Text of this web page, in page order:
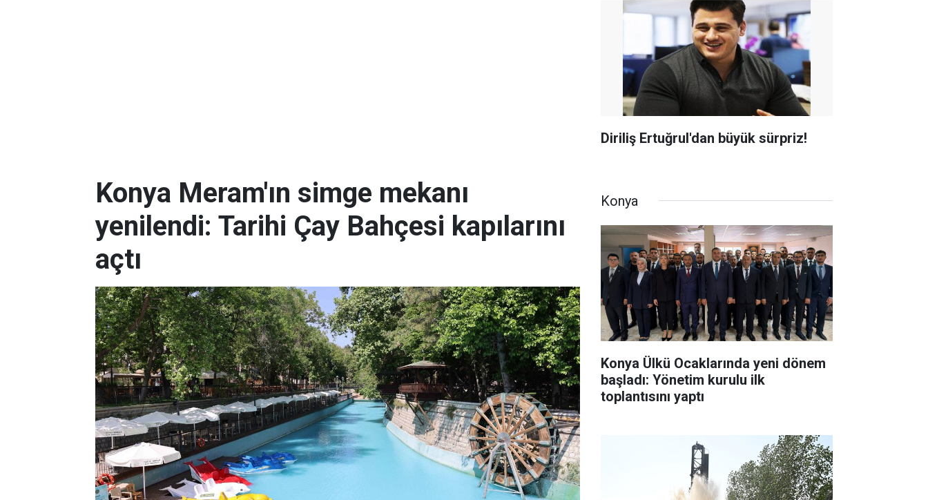
Diriliş Ertuğrul'dan büyük sürpriz!
Konya Meram'ın simge mekanı
yenilendi: Tarihi Çay Bahçesi kapılarını
açtı
Konya
Konya Ülkü Ocaklarında yeni dönem
başladı: Yönetim kurulu ilk
toplantısını yaptı